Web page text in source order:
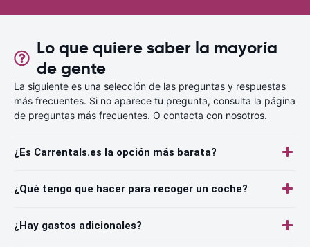
Lo que quiere saber la mayoría
de gente
La siguiente es una selección de las preguntas y respuestas
más frecuentes. Si no aparece tu pregunta, consulta la página
de preguntas más frecuentes. O contacta con nosotros.
¿Es Carrentals.es la opción más barata?
¿Qué tengo que hacer para recoger un coche?
¿Hay gastos adicionales?